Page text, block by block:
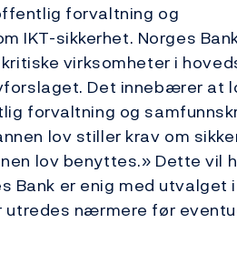
forvaltning og
IKT-sikkerhet. Norges
virksomheter i
Det innebærer at
forvaltning og
lov stiller krav om
lov benyttes.» Dette vil
Bank er enig med utvalget
utredes nærmere før